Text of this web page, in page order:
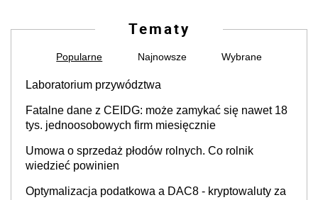
Tematy
Popularne Najnowsze Wybrane
Laboratorium przywództwa
Fatalne dane z CEIDG: może zamykać się nawet 18
tys. jednoosobowych firm miesięcznie
Umowa o sprzedaż płodów rolnych. Co rolnik
wiedzieć powinien
Optymalizacja podatkowa a DAC8 - kryptowaluty za